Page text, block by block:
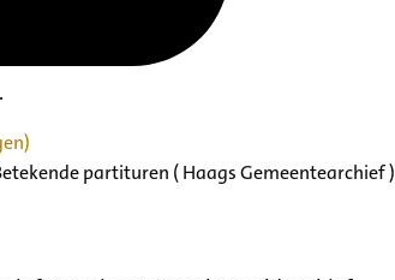
partituren ( Haags Gemeentearchief )